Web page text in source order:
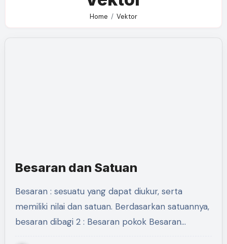
Home Vektor
Besaran dan Satuan
Besaran : sesuatu yang dapat diukur, serta
memiliki nilai dan satuan. Berdasarkan satuannya,
besaran dibagi 2 : Besaran pokok Besaran…